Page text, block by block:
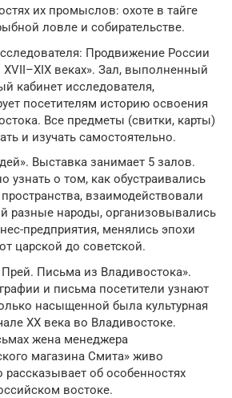
их промыслов: охоте в тайге
ловле и собирательстве.
Продвижение России
XVII–XIX веках». Зал, выполненный
кабинет исследователя,
посетителям историю освоения
Все предметы (свитки, карты)
и изучать самостоятельно.
Выставка занимает 5 залов.
узнать о том, как обустраивались
взаимодействовали
разные народы, организовывались
предприятия, менялись эпохи
царской до советской.
Письма из Владивостока».
и письма посетители узнают
насыщенной была культурная
XX века во Владивостоке.
жена менеджера
магазина Смита» живо
рассказывает об особенностях
востоке.